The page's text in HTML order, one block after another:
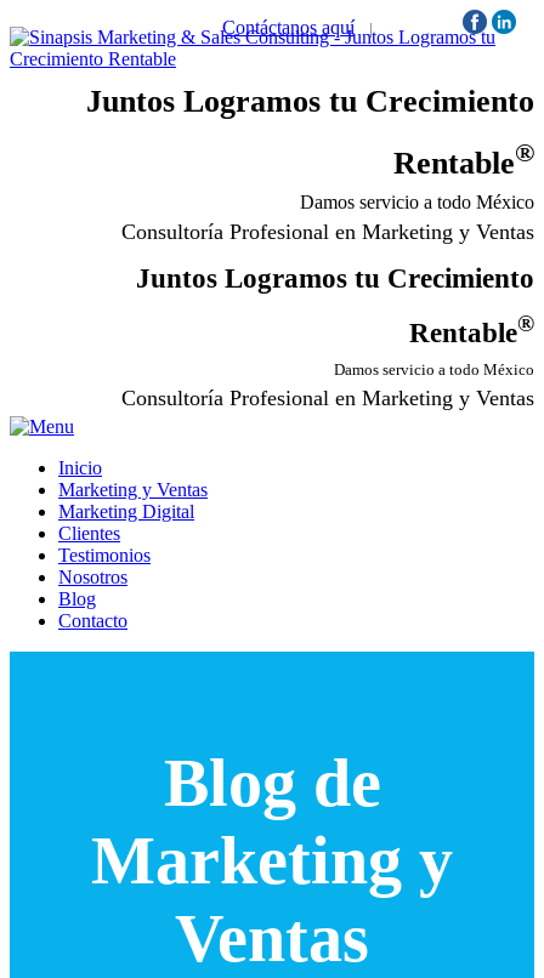
Contáctanos aquí | Síguenos:
Juntos Logramos tu Crecimiento
Rentable®
Damos servicio a todo México
Consultoría Profesional en Marketing y Ventas
Juntos Logramos tu Crecimiento
Rentable®
Damos servicio a todo México
Consultoría Profesional en Marketing y Ventas
Inicio
Marketing y Ventas
Marketing Digital
Clientes
Testimonios
Nosotros
Blog
Contacto
Blog de
Marketing y
Ventas